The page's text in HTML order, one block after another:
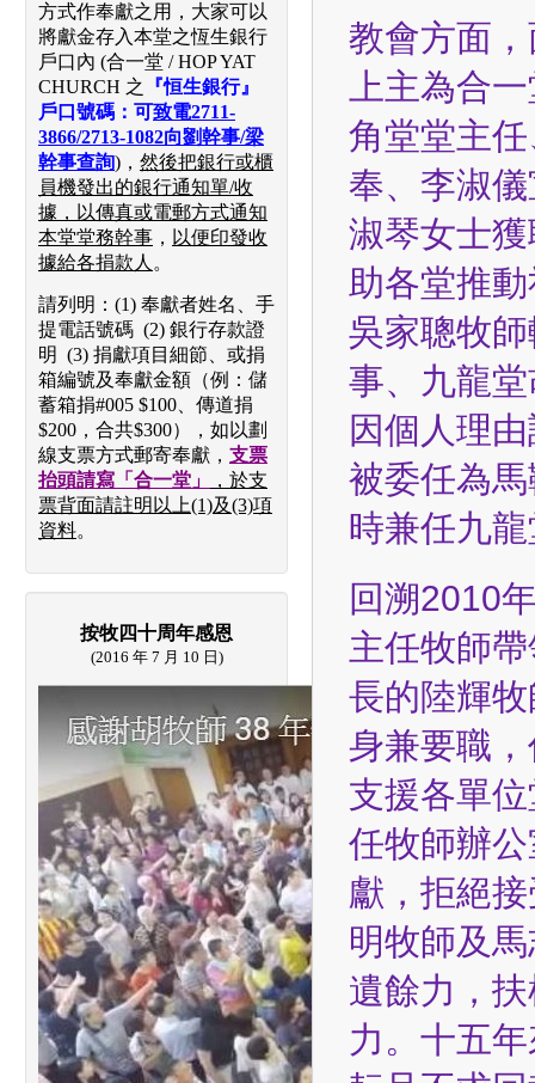
方式作奉獻之用，大家可以
將獻金存入本堂之恆生銀行
戶口內 (合一堂 / HOP YAT
CHURCH 之
『恒生銀行』
戶口號碼：可致電2711-
3866/2713-1082向劉幹事/梁
幹事查詢) ， 然後把銀行或櫃
員機發出的銀行通知單/收
據，以傳真或電郵方式通知
本堂堂務幹事 ， 以便印發收
據給各捐款人 。
請列明：(1) 奉獻者姓名、手
提電話號碼 (2) 銀行存款證
明 (3) 捐獻項目細節、或捐
箱編號及奉獻金額（例：儲
蓄箱捐#005 $100、傳道捐
$200，合共$300），如以劃
線支票方式郵寄奉獻， 支票
抬頭請寫「合一堂」
，於支
票背面請註明以上(1)及(3)項
資料。
按牧四十周年感恩
(2016 年 7 月 10 日)
教會方面
上主為合
角堂堂主
奉、李淑
淑琴女士
助各堂推
吳家聰牧
事、九龍
因個人理
被委任為
時兼任九
回溯2010
主任牧師
長的陸輝
身兼要職
支援各單
任牧師辦
獻，拒絕
明牧師及
遺餘力，
力。十五